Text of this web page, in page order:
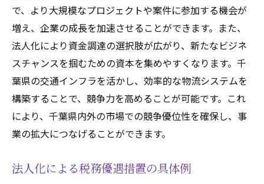
で、より大規模なプロジェクトや案件に参加する機会が
増え、企業の成長を加速させることができます。また、
法人化により資金調達の選択肢が広がり、新たなビジネ
スチャンスを掴むための資本を集めやすくなります。千
葉県の交通インフラを活かし、効率的な物流システムを
構築することで、競争力を高めることが可能です。これ
により、千葉県内外の市場での競争優位性を確保し、事
業の拡大につなげることができます。
法人化による税務優遇措置の具体例